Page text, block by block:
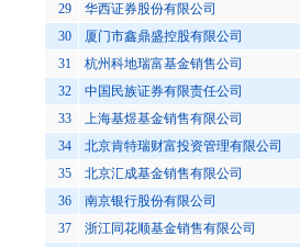
29
华西证券股份有限公司
30
厦门市鑫鼎盛控股有限公司
31
杭州科地瑞富基金销售公司
32
中国民族证券有限责任公司
33
上海基煜基金销售有限公司
34
北京肯特瑞财富投资管理有限公司
35
北京汇成基金销售有限公司
36
南京银行股份有限公司
37
浙江同花顺基金销售有限公司